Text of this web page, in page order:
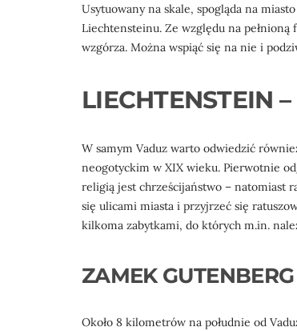
Usytuowany na skale, spogląda na
Liechtensteinu. Ze względu na
wzgórza. Można wspiąć się na nie i
LIECHTENSTEIN
W samym Vaduz warto odwiedzić
neogotyckim w XIX wieku. Pierwotnie
religią jest chrześcijaństwo – natomiast
się ulicami miasta i przyjrzeć się
kilkoma zabytkami, do których m.in.
ZAMEK GUTENBERG
Około 8 kilometrów na południe od